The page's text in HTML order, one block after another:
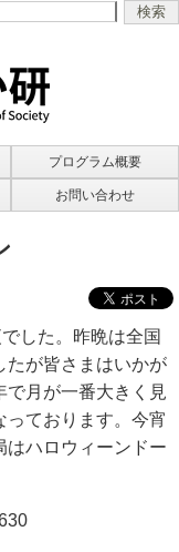
プログラム概要
お問い合わせ
した。昨晩は全国
たが皆さまはいかが
で月が一番大きく見
っております。今宵
はハロウィーンドー